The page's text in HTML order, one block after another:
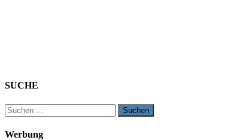
SUCHE
Suchen
nach:
Werbung